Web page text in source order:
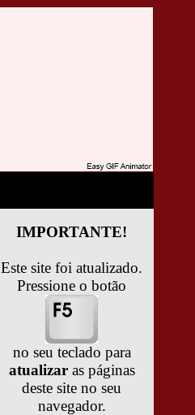
IMPORTANTE!
Este site foi atualizado.
Pressione o botão
no seu teclado para
atualizaras páginas
deste site no seu
navegador.